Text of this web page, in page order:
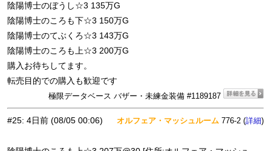
陰陽博士のぼうし☆3 135万G
陰陽博士のころも下☆3 150万G
陰陽博士のてぶくろ☆3 143万G
陰陽博士のころも上☆3 200万G
購入お待ちしてます。
転売目的での購入も歓迎です
極限データベース バザー・未練金装備 #1189187
#25: 4日前 (08/05 00:06) オルフェア・マッシュルーム 776-2 (詳細)